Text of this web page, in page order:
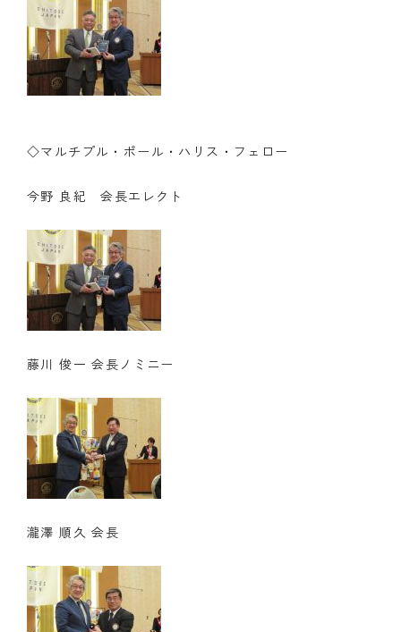
◇マルチプル・ポール・ハリス・フェロー
今野 良紀 会長エレクト
藤川 俊一 会長ノミニー
瀧澤 順久 会長